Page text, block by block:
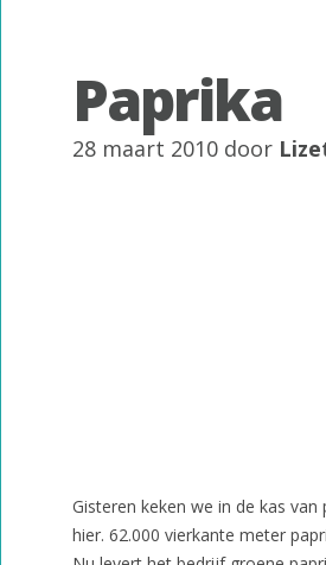
Paprika
28 maart 2010 door
Gisteren keken we in de kas
hier. 62.000 vierkante meter